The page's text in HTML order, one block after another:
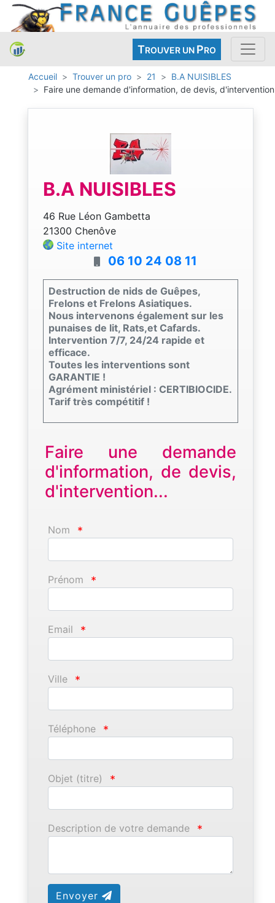
TROUVER UN PRO
Accueil Trouver un pro 21
B.A NUISIBLES
Faire une demande d'information, de devis, d'intervention
B.A NUISIBLES
46 Rue Léon Gambetta
21300 Chenôve
Site internet
06 10 24 08 11
Destruction de nids de Guêpes,
Frelons et Frelons Asiatiques.
Nous intervenons également sur les
punaises de lit, Rats,et Cafards.
Intervention 7/7, 24/24 rapide et
efficace.
Toutes les interventions sont
GARANTIE !
Agrément ministériel : CERTIBIOCIDE.
Tarif très compétitif !
Faire une demande
d'information, de devis,
d'intervention...
Nom *
Prénom *
Email *
Ville *
Téléphone *
Objet (titre) *
Description de votre demande *
Envoyer